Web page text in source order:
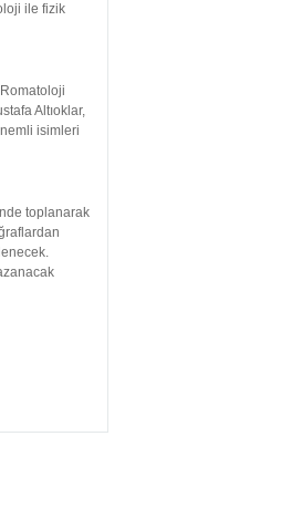
ile fizik
Altıoklar,
isimleri
toplanarak